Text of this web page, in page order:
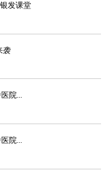
发课堂
袭
院...
院...